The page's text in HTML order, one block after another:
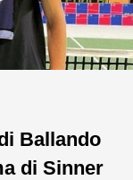
Ballando
di Sinner